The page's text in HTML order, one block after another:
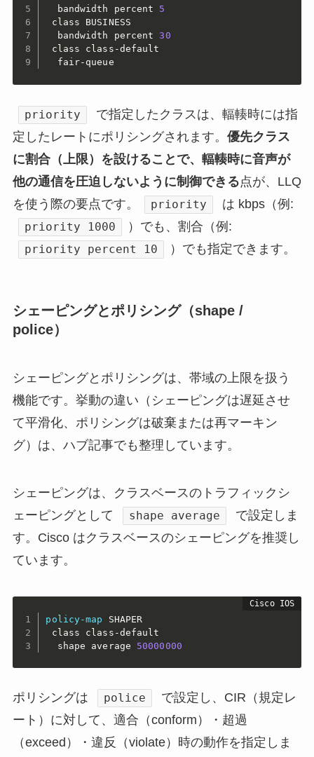
  bandwidth percent
5
class BUSINESS
  bandwidth percent
30
class class-default
  fair-queue
priority
で指定したクラスは、輻輳時には指
定したレートにポリシングされます。 優先クラス
に割合（上限）を設けることで、輻輳時に音声が
他の通信を圧迫しないように制御できる点が、LLQ
を使う際の要点です。
priority は kbps（例:
priority 1000 ）でも、割合（例:
priority percent 10 ）でも指定できます。
シェーピングとポリシング（shape /
police）
シェーピングとポリシングは、帯域の上限を扱う
機能です。挙動の違い（シェーピングは遅延させ
て平滑化、ポリシングは破棄または再マーキン
グ）は、ハブ記事でも整理しています。
シェーピングは、クラスベースのトラフィックシ
ェーピングとして
shape average
で設定しま
す。Cisco はクラスベースのシェーピングを推奨し
ています。
policy-map SHAPER
class class-default
  shape average
50000000
ポリシングは police
で設定し、CIR（規定レ
ート）に対して、適合（conform）・超過
（exceed）・違反（violate）時の動作を指定しま